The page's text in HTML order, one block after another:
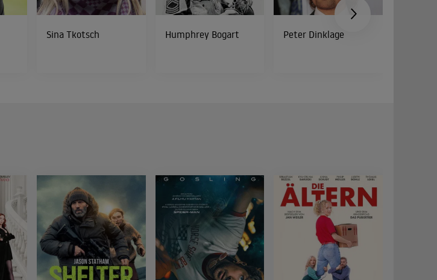
Sina Tkotsch Humphrey Bogart Peter Dinklage